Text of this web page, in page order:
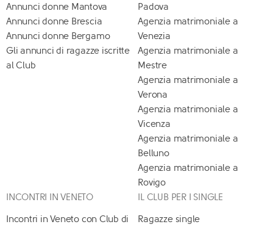
Annunci donne Mantova
Annunci donne Brescia
Annunci donne Bergamo
Gli annunci di ragazze iscritte
al Club
Padova
Agenzia matrimoniale a
Venezia
Agenzia matrimoniale a
Mestre
Agenzia matrimoniale a
Verona
Agenzia matrimoniale a
Vicenza
Agenzia matrimoniale a
Belluno
Agenzia matrimoniale a
Rovigo
INCONTRI IN VENETO
Incontri in Veneto con Club di
IL CLUB PER I SINGLE
Ragazze single